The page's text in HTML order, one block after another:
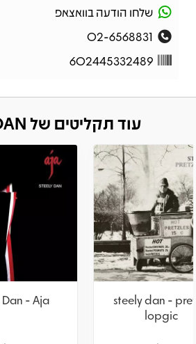
שלחו הודעה בוואצאפ
02-6568831
602445332489
עוד תקליטים של STEELY DAN
Steely Dan - Aja